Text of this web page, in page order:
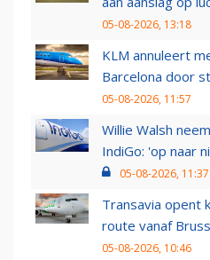
05-08-2026, 13:18
KLM annuleert
Barcelona door
05-08-2026, 11:57
Willie Walsh
IndiGo: 'op naar
05-08-2026, 11:37
Transavia opent
route vanaf
05-08-2026, 10:46